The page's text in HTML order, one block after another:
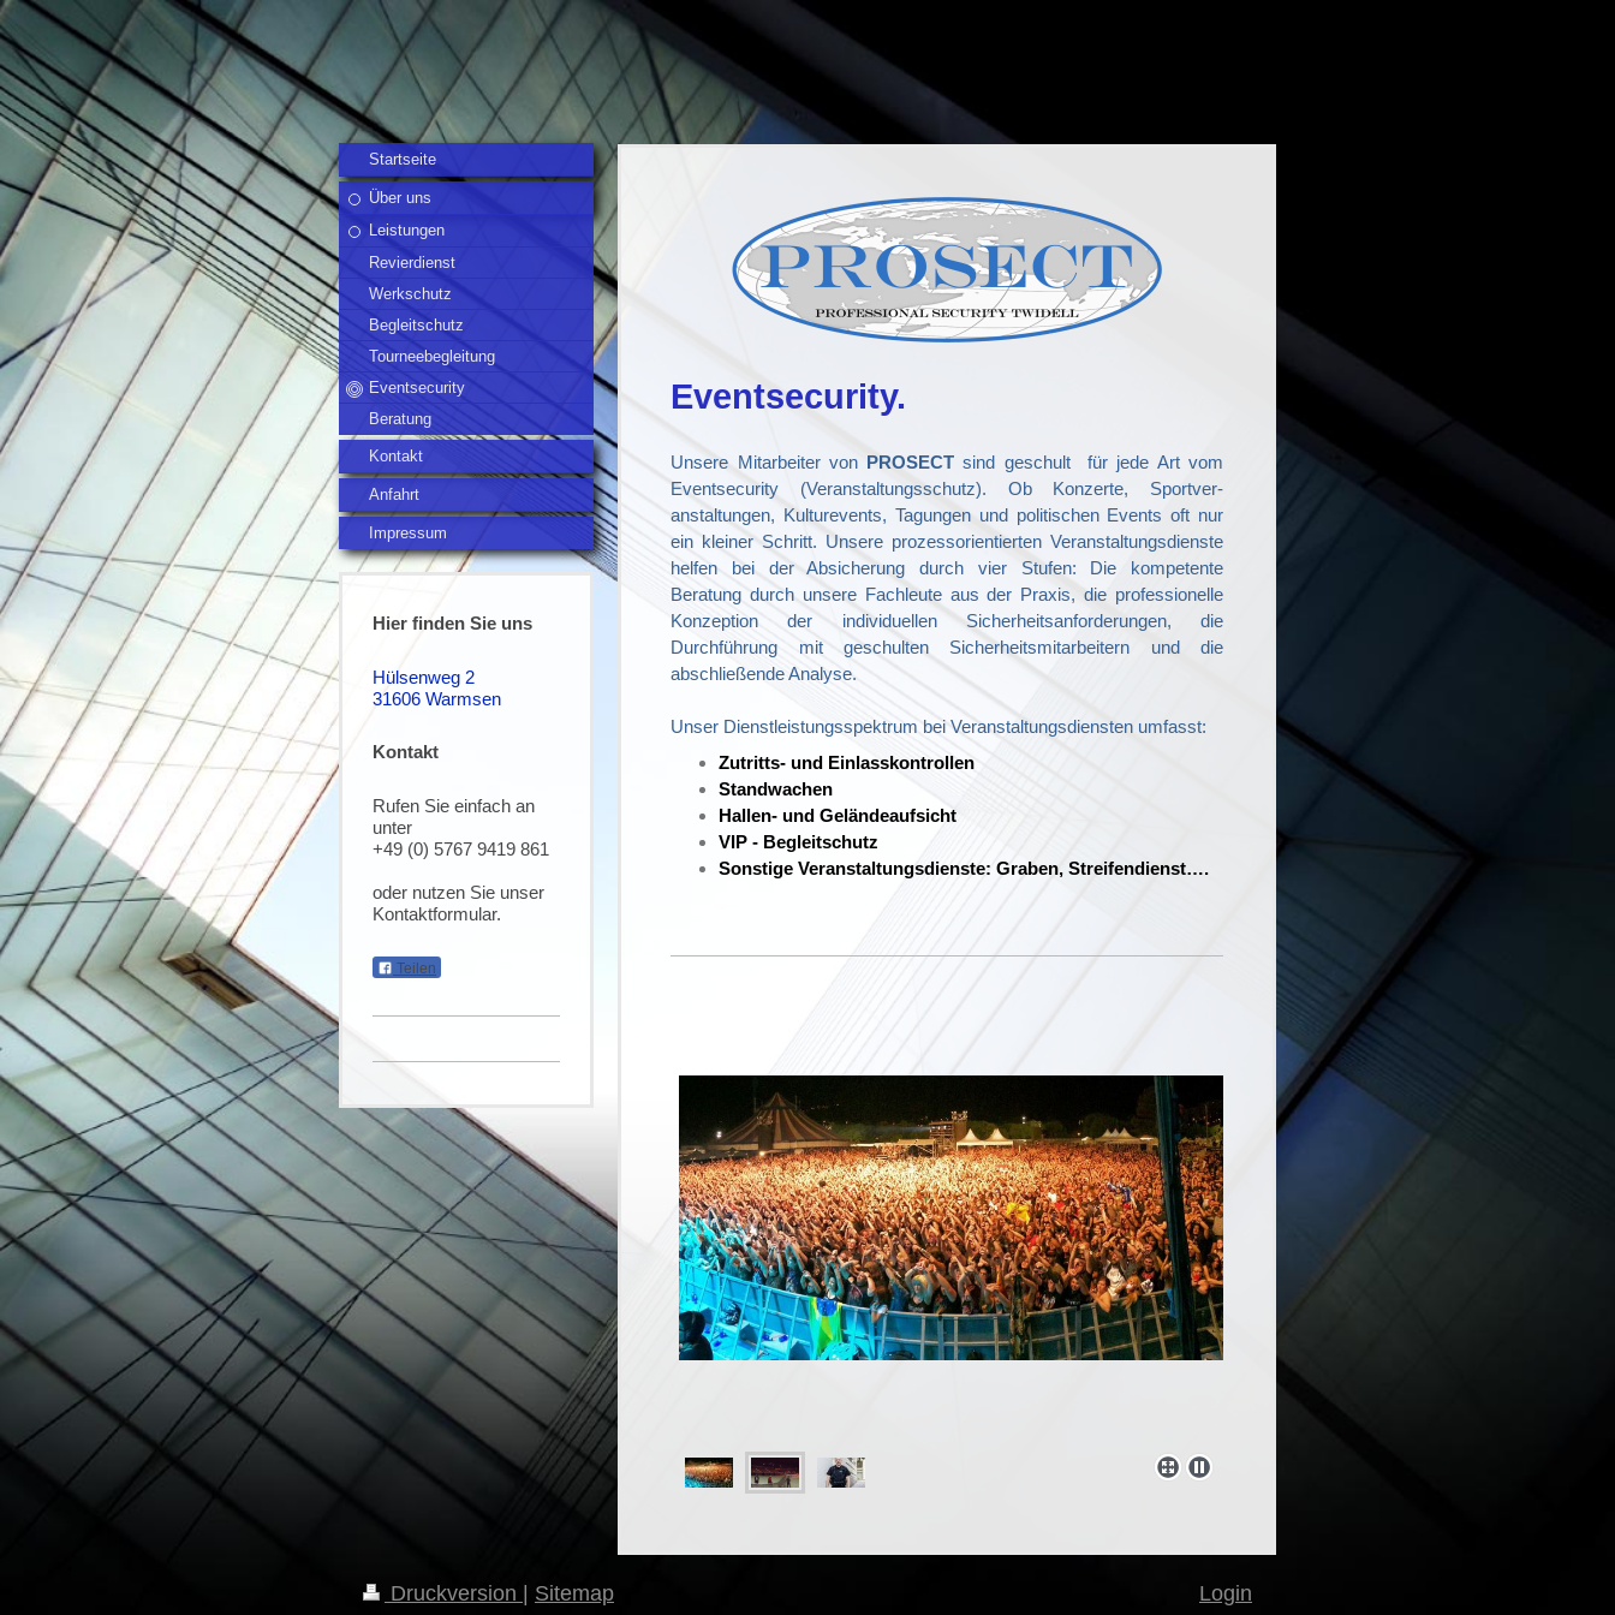
Startseite
Über uns
Leistungen
Revierdienst
Werkschutz
Begleitschutz
Tourneebegleitung
Eventsecurity
Beratung
Kontakt
Anfahrt
Impressum
Hier finden Sie uns
Hülsenweg 2
31606 Warmsen
Kontakt
Rufen Sie einfach an
unter
+49 (0) 5767 9419 861
oder nutzen Sie unser
Kontaktformular.
Teilen
Eventsecurity.
Unsere Mitarbeiter von PROSECT sind geschult für jede Art vom
Eventsecurity (Veranstaltungsschutz). Ob Konzerte, Sportver-
anstaltungen, Kulturevents, Tagungen und politischen Events oft nur
ein kleiner Schritt. Unsere prozessorientierten Veranstaltungsdienste
helfen bei der Absicherung durch vier Stufen: Die kompetente
Beratung durch unsere Fachleute aus der Praxis, die professionelle
Konzeption der individuellen Sicherheitsanforderungen, die
Durchführung mit geschulten Sicherheitsmitarbeitern und die
abschließende Analyse.
Unser Dienstleistungsspektrum bei Veranstaltungsdiensten umfasst:
Zutritts- und Einlasskontrollen
Standwachen
Hallen- und Geländeaufsicht
VIP - Begleitschutz
Sonstige Veranstaltungsdienste: Graben, Streifendienst….
Druckversion | Sitemap
Login